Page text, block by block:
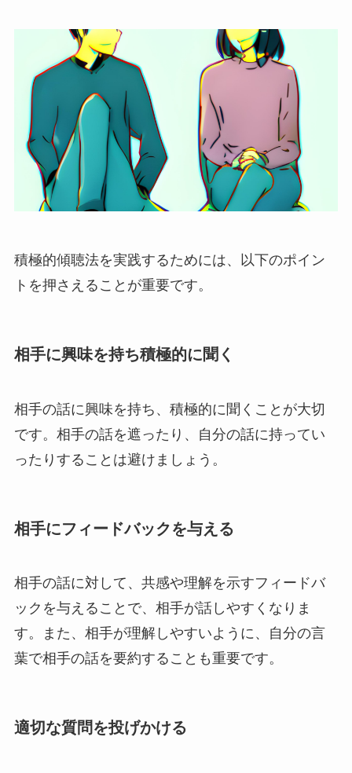
積極的傾聴法を実践するためには、以下のポイン
トを押さえることが重要です。
相手に興味を持ち積極的に聞く
相手の話に興味を持ち、積極的に聞くことが大切
です。相手の話を遮ったり、自分の話に持ってい
ったりすることは避けましょう。
相手にフィードバックを与える
相手の話に対して、共感や理解を示すフィードバ
ックを与えることで、相手が話しやすくなりま
す。また、相手が理解しやすいように、自分の言
葉で相手の話を要約することも重要です。
適切な質問を投げかける